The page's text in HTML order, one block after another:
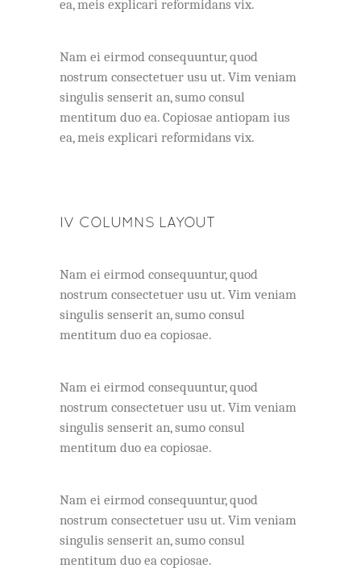
ea, meis explicari reformidans vix.
Nam ei eirmod consequuntur, quod
nostrum consectetuer usu ut. Vim veniam
singulis senserit an, sumo consul
mentitum duo ea. Copiosae antiopam ius
ea, meis explicari reformidans vix.
IV COLUMNS LAYOUT
Nam ei eirmod consequuntur, quod
nostrum consectetuer usu ut. Vim veniam
singulis senserit an, sumo consul
mentitum duo ea copiosae.
Nam ei eirmod consequuntur, quod
nostrum consectetuer usu ut. Vim veniam
singulis senserit an, sumo consul
mentitum duo ea copiosae.
Nam ei eirmod consequuntur, quod
nostrum consectetuer usu ut. Vim veniam
singulis senserit an, sumo consul
mentitum duo ea copiosae.